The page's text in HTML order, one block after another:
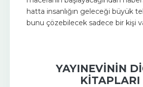
hatta insanlığın geleceği büyük
bunu çözebilecek sadece bir kişi
YAYINEVININ
KITAPLARI